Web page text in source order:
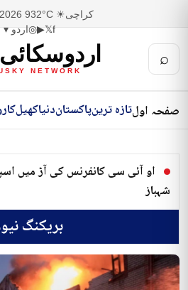
کراچی☀ 32°C
9 August 2026
f
𝕏
▶
◎اردو ▾
⌕ اردوسکائی
NETWORK
صفحہ اولتازہ ترینپاکستاندنیاکھیل
او آئی سی کانفرنس کی آڑ میں
شہباز
بریکنگ